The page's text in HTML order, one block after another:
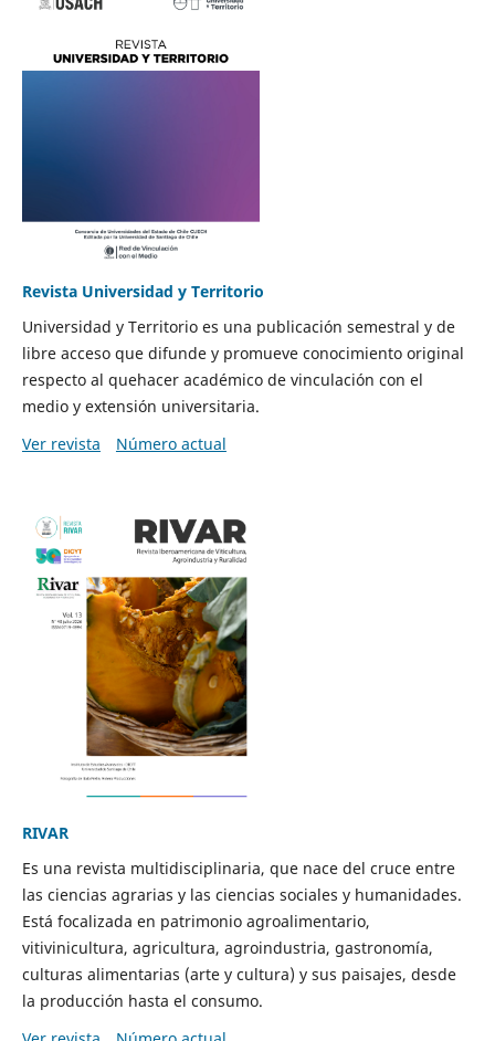
Revista Universidad y Territorio
Universidad y Territorio es una publicación semestral y de
libre acceso que difunde y promueve conocimiento original
respecto al quehacer académico de vinculación con el
medio y extensión universitaria.
Ver revista
Número actual
RIVAR
Es una revista multidisciplinaria, que nace del cruce entre
las ciencias agrarias y las ciencias sociales y humanidades.
Está focalizada en patrimonio agroalimentario,
vitivinicultura, agricultura, agroindustria, gastronomía,
culturas alimentarias (arte y cultura) y sus paisajes, desde
la producción hasta el consumo.